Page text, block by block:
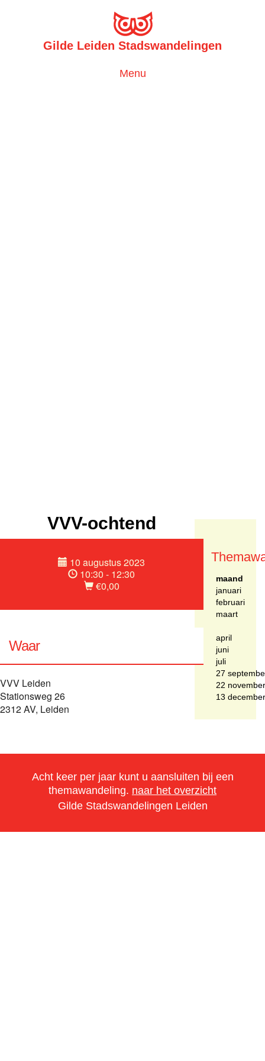
Gilde Leiden Stadswandelingen
Toggle
Menu
VVV-ochtend
10 augustus 2023
10:30 - 12:30
€0,00
Waar
VVV Leiden
Stationsweg 26
2312 AV, Leiden
maand
januari
februari
maart
april
juni
juli
27
22 november
13 december
Acht keer per jaar kunt u aansluiten bij een
themawandeling. naar het overzicht
Gilde Stadswandelingen Leiden